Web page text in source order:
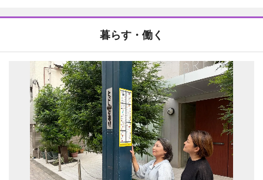
暮らす・働く